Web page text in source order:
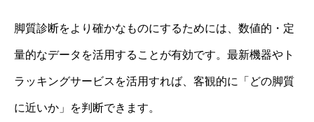
脚質診断をより確かなものにするためには、数値的・定
量的なデータを活用することが有効です。最新機器やト
ラッキングサービスを活用すれば、客観的に「どの脚質
に近いか」を判断できます。